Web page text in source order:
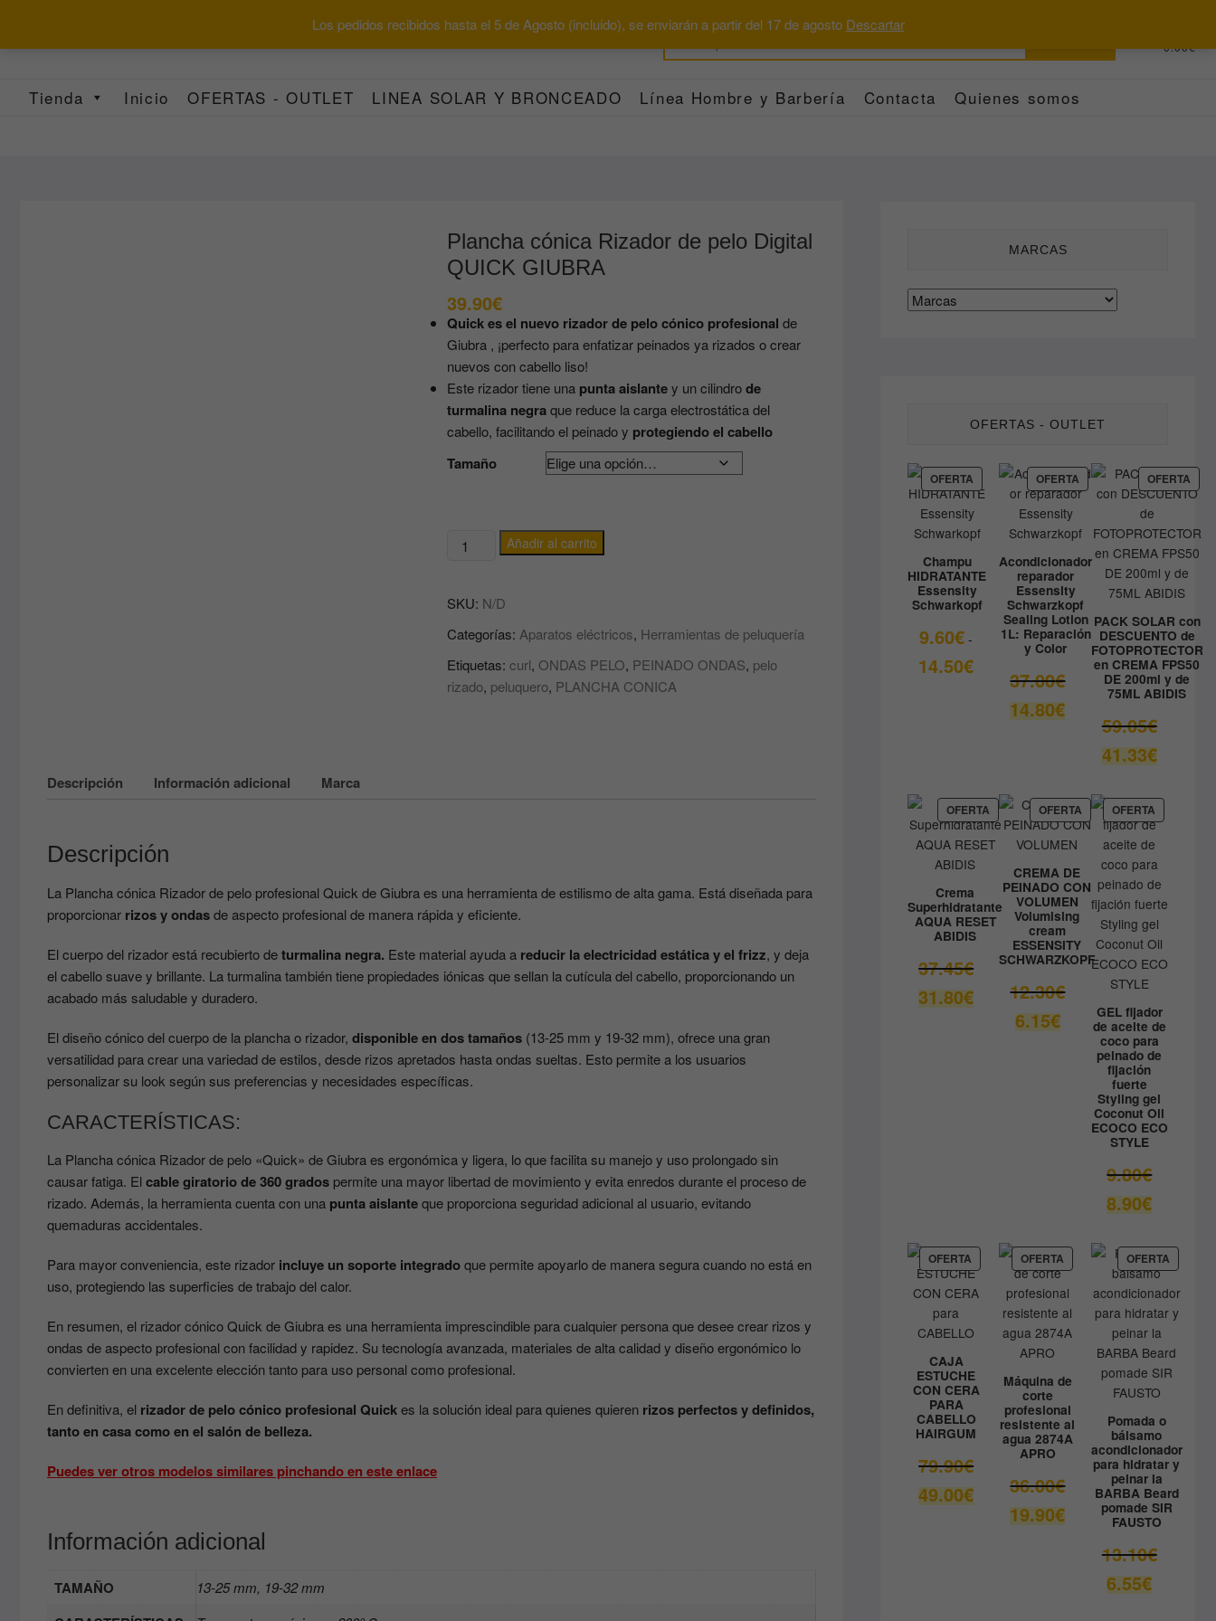
Los pedidos recibidos hasta el 5 de Agosto (incluido), se enviarán a partir del 17 de agosto Descartar
contenido
0.00€
Tienda Inicio OFERTAS - OUTLET LINEA SOLAR Y BRONCEADO Línea Hombre y Barbería Contacta Quienes somos
Plancha cónica Rizador de pelo Digital
QUICK GIUBRA
39.90€
Quick es el nuevo rizador de pelo cónico profesional de
Giubra , ¡perfecto para enfatizar peinados ya rizados o crear
nuevos con cabello liso!
Este rizador tiene una punta aislantey un cilindrode
turmalina negraque reduce la carga electrostática del
cabello, facilitando el peinado y protegiendo el cabello
Tamaño
Plancha
de
pelo
Digital
QUICK
GIUBRA
Añadir al carrito
SKU: N/D
Categorías: Aparatos eléctricos, Herramientas de peluquería
Etiquetas: curl, ONDAS PELO, PEINADO ONDAS, pelo
rizado, peluquero, PLANCHA CONICA
Descripción Información adicional Marca
Descripción
La Plancha cónica Rizador de pelo profesional Quick de Giubra es una herramienta de estilismo de alta gama. Está diseñada para
proporcionar rizos y ondasde aspecto profesional de manera rápida y eficiente.
El cuerpo del rizador está recubierto deturmalina negra. Este material ayuda a reducir la electricidad estática y el frizz, y deja
el cabello suave y brillante. La turmalina también tiene propiedades iónicas que sellan la cutícula del cabello, proporcionando un
acabado más saludable y duradero.
El diseño cónico del cuerpo de la plancha o rizador, disponible en dos tamaños (13-25 mm y 19-32 mm), ofrece una gran
versatilidad para crear una variedad de estilos, desde rizos apretados hasta ondas sueltas. Esto permite a los usuarios
personalizar su look según sus preferencias y necesidades específicas.
CARACTERÍSTICAS:
La Plancha cónica Rizador de pelo «Quick» de Giubra es ergonómica y ligera, lo que facilita su manejo y uso prolongado sin
causar fatiga. El cable giratorio de 360 grados permite una mayor libertad de movimiento y evita enredos durante el proceso de
rizado. Además, la herramienta cuenta con una punta aislanteque proporciona seguridad adicional al usuario, evitando
quemaduras accidentales.
Para mayor conveniencia, este rizador incluye un soporte integradoque permite apoyarlo de manera segura cuando no está en
uso, protegiendo las superficies de trabajo del calor.
En resumen, el rizador cónico Quick de Giubra es una herramienta imprescindible para cualquier persona que desee crear rizos y
ondas de aspecto profesional con facilidad y rapidez. Su tecnología avanzada, materiales de alta calidad y diseño ergonómico lo
convierten en una excelente elección tanto para uso personal como profesional.
En definitiva, el rizador de pelo cónico profesional Quickes la solución ideal para quienes quieren rizos perfectos y definidos,
tanto en casa como en el salón de belleza.
Puedes ver otros modelos similares pinchando en este enlace
Información adicional
TAMAÑO 13-25 mm, 19-32 mm
MARCAS
OFERTAS - OUTLET
OFERTAPRODUCTO
EN
OFERTA
Champu
HIDRATANTE
Essensity
Schwarkopf
9.60€ -
14.50€Rango
precios:
OFERTA PRODUCTO
EN
Acondicionador
reparador
Essensity
Schwarzkopf
Sealing Lotion
1L: Reparación
y Color
37.00€El
original
37.00€.
14.80€El
precio
OFERTA
EN
PACK SOLAR con
DESCUENTO de
FOTOPROTECTOR
en CREMA FPS50
DE 200ml y de
75ML ABIDIS
59.05€El
original
59.05€.
41.33€El
precio
OFERTAPRODUCTO
EN
OFERTA
Crema
Superhidratante
AQUA RESET
ABIDIS
37.45€El
original
31.80€El
precio
OFERTA PRODUCTO
EN
OFERTA
CREMA DE
PEINADO CON
VOLUMEN
Volumising
cream
ESSENSITY
SCHWARZKOPF
12.30€El
precio
original
12.30€.
6.15€El
precio
OFERTAPRODUCTO
EN
OFERTA
GEL fijador
de aceite de
coco para
peinado de
fijación
fuerte
Styling gel
Coconut Oil
ECOCO ECO
STYLE
9.80€El
original
9.80€.
8.90€El
precio
es:
8.90€.
OFERTA PRODUCTO
EN
OFERTA
CAJA
ESTUCHE
CON CERA
PARA
CABELLO
HAIRGUM
79.90€El
original
49.00€El
precio
OFERTAPRODUCTO
EN
OFERTA
Máquina de
corte
profesional
resistente al
agua 2874A
APRO
36.00€El
precio
original
36.00€.
19.90€El
precio
19.90€.
OFERTA
EN
OFERTA
Pomada o
bálsamo
acondicionador
para hidratar y
peinar la
BARBA Beard
pomade SIR
FAUSTO
13.10€El
6.55€El
precio